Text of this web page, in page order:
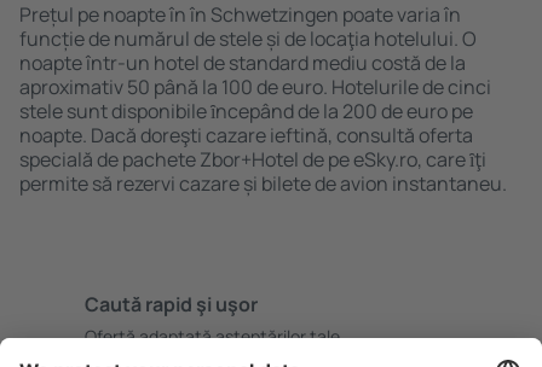
Prețul pe noapte în în Schwetzingen poate varia în
funcție de numărul de stele și de locaţia hotelului. O
noapte într-un hotel de standard mediu costă de la
aproximativ 50 până la 100 de euro. Hotelurile de cinci
stele sunt disponibile ȋncepând de la 200 de euro pe
noapte. Dacă doreşti cazare ieftină, consultă oferta
specială de pachete Zbor+Hotel de pe eSky.ro, care ȋţi
permite să rezervi cazare și bilete de avion instantaneu.
Caută rapid şi uşor
Ofertă adaptată aşteptărilor tale.